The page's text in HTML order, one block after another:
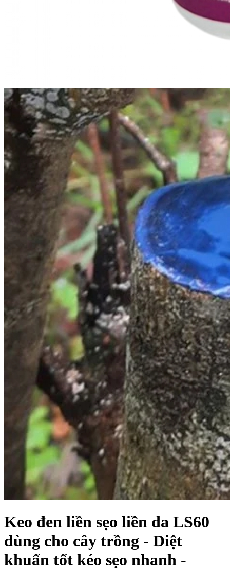
Keo đen liền sẹo liền da LS60
dùng cho cây trồng - Diệt
khuẩn tốt kéo sẹo nhanh -